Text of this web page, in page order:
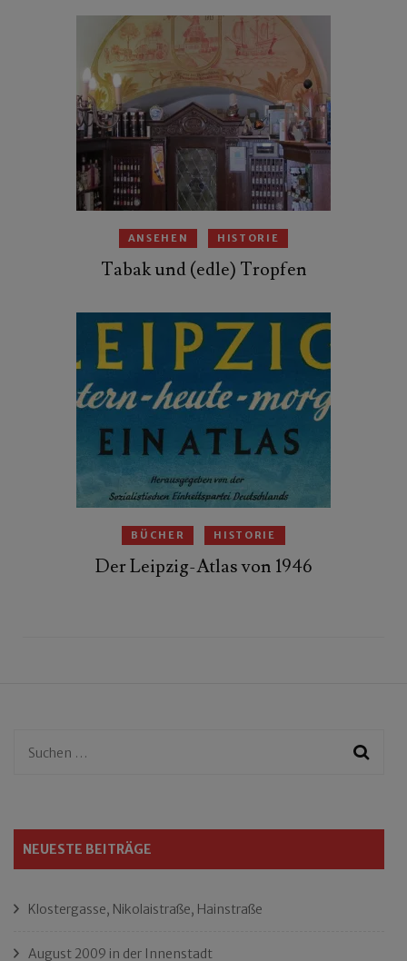
ANSEHEN HISTORIE
Tabak und (edle) Tropfen
BÜCHER HISTORIE
Der Leipzig-Atlas von 1946
Suchen
NEUESTE BEITRÄGE
Klostergasse, Nikolaistraße, Hainstraße
August 2009 in der Innenstadt